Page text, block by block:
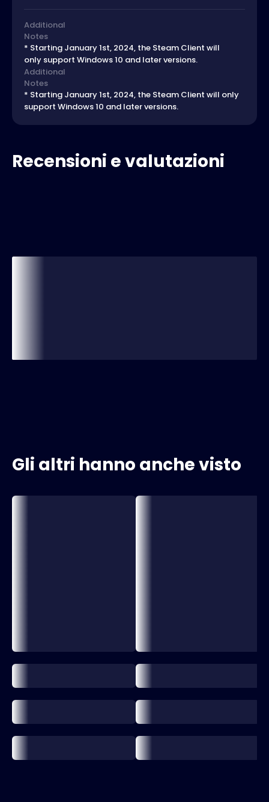
Additional
Notes
* Starting January 1st, 2024, the Steam Client will
only support Windows 10 and later versions.
Additional
Notes
* Starting January 1st, 2024, the Steam Client will only
support Windows 10 and later versions.
Recensioni e valutazioni
Gli altri hanno anche visto